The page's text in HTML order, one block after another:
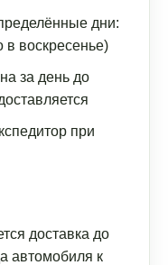
дни:
в воскресенье)
за день до
при
доставка до
автомобиля к